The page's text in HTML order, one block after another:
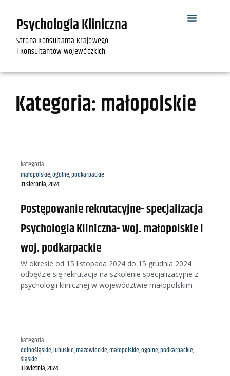
Psychologia Kliniczna
Strona Konsultanta Krajowego
i Konsultantów Wojewódzkich
Kategoria: małopolskie
kategoria
małopolskie,ogólne,podkarpackie
31 sierpnia, 2024
Postępowanie rekrutacyjne- specjalizacja
Psychologia Kliniczna- woj. małopolskie i
woj. podkarpackie
W okresie od 15 listopada 2024 do 15 grudnia 2024
odbędzie się rekrutacja na szkolenie specjalizacyjne z
psychologii klinicznej w województwie małopolskim
kategoria
dolnośląskie,lubuskie,mazowieckie,małopolskie,ogólne,podkarpackie,
śląskie
3 kwietnia, 2024